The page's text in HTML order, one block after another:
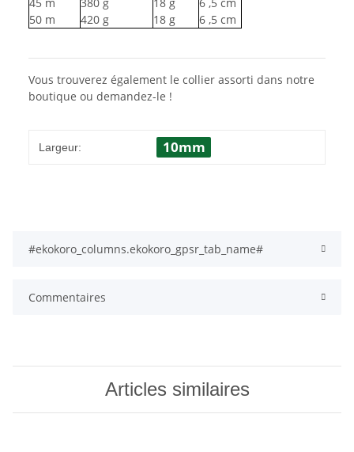
50 m 420 g 18 g 6 ,5 cm
Vous trouverez également le collier assorti dans notre
boutique ou demandez-le !
Largeur: 10mm
#ekokoro_columns.ekokoro_gpsr_tab_name#
Commentaires
Articles similaires